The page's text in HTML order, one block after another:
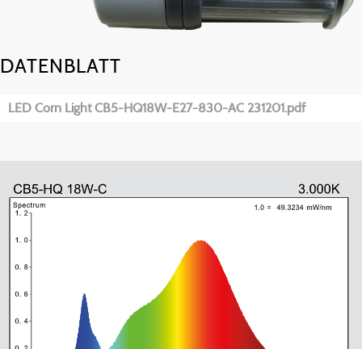
DATENBLATT
LED Corn Light CB5-HQ18W-E27-830-AC 231201.pdf